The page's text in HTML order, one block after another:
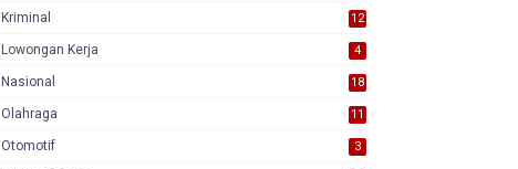
Kriminal 12
Lowongan Kerja 4
Nasional
18
Olahraga 11
Otomotif 3